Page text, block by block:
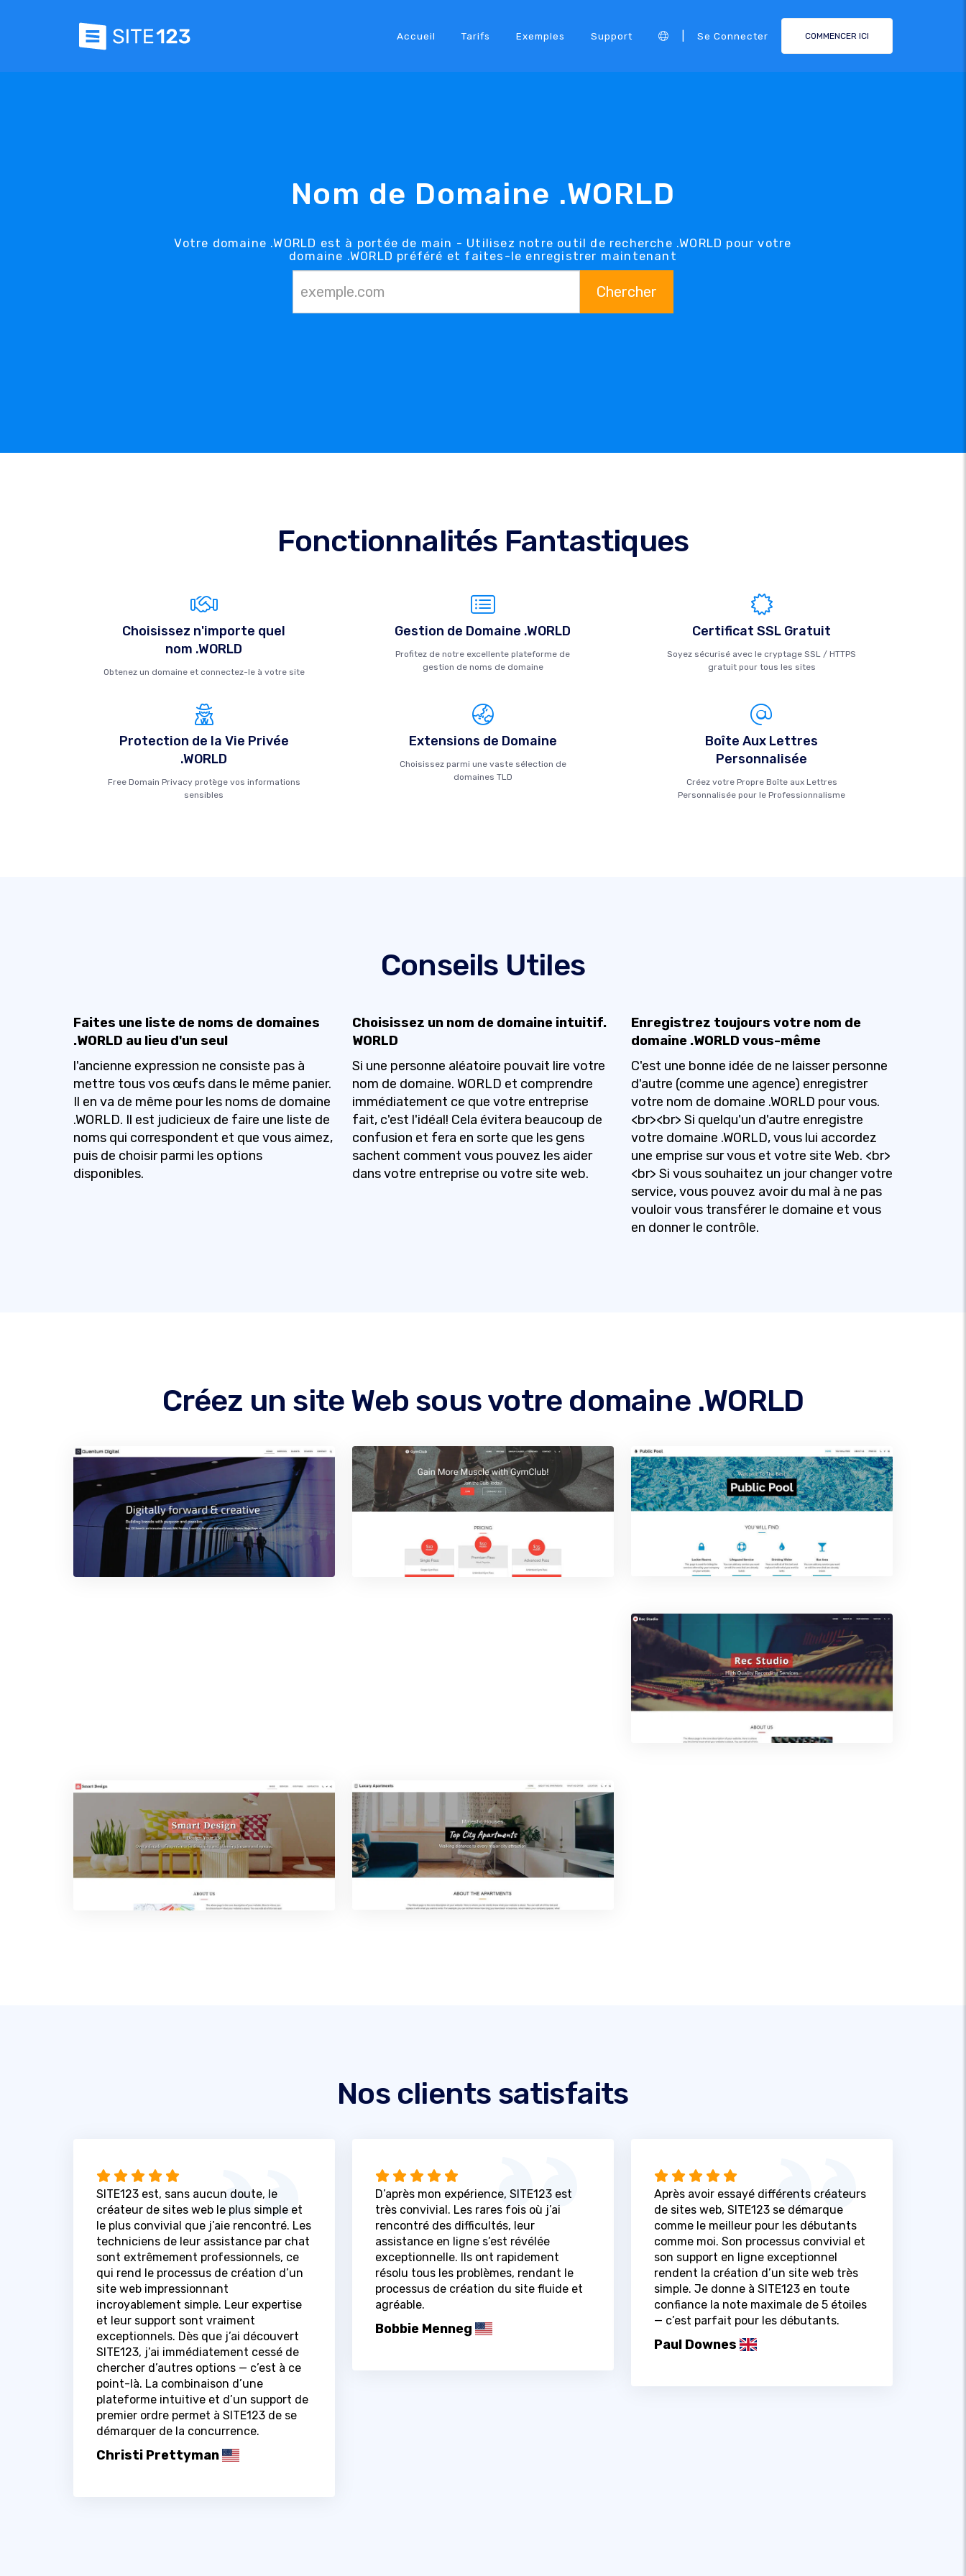
Accueil Tarifs Exemples Support Se Connecter COMMENCER ICI
Nom de Domaine .WORLD
Votre domaine .WORLD est à portée de main - Utilisez notre outil de recherche .WORLD pour votre
domaine .WORLD préféré et faites-le enregistrer maintenant
Chercher
Fonctionnalités Fantastiques
Choisissez n'importe quel
nom .WORLD
Obtenez un domaine et connectez-le à votre site
Gestion de Domaine .WORLD
Profitez de notre excellente plateforme de
gestion de noms de domaine
Certificat SSL Gratuit
Soyez sécurisé avec le cryptage SSL / HTTPS
gratuit pour tous les sites
Protection de la Vie Privée
.WORLD
Free Domain Privacy protège vos informations
sensibles
Extensions de Domaine
Choisissez parmi une vaste sélection de
domaines TLD
Boîte Aux Lettres
Personnalisée
Créez votre Propre Boîte aux Lettres
Personnalisée pour le Professionnalisme
Conseils Utiles
Faites une liste de noms de domaines
.WORLD au lieu d'un seul
l'ancienne expression ne consiste pas à
mettre tous vos œufs dans le même panier.
Il en va de même pour les noms de domaine
.WORLD. Il est judicieux de faire une liste de
noms qui correspondent et que vous aimez,
puis de choisir parmi les options
disponibles.
Choisissez un nom de domaine intuitif.
WORLD
Si une personne aléatoire pouvait lire votre
nom de domaine. WORLD et comprendre
immédiatement ce que votre entreprise
fait, c'est l'idéal! Cela évitera beaucoup de
confusion et fera en sorte que les gens
sachent comment vous pouvez les aider
dans votre entreprise ou votre site web.
Enregistrez toujours votre nom de
domaine .WORLD vous-même
C'est une bonne idée de ne laisser personne
d'autre (comme une agence) enregistrer
votre nom de domaine .WORLD pour vous.
<br><br> Si quelqu'un d'autre enregistre
votre domaine .WORLD, vous lui accordez
une emprise sur vous et votre site Web. <br>
<br> Si vous souhaitez un jour changer votre
service, vous pouvez avoir du mal à ne pas
vouloir vous transférer le domaine et vous
en donner le contrôle.
Créez un site Web sous votre domaine .WORLD
Nos clients satisfaits
SITE123 est, sans aucun doute, le
créateur de sites web le plus simple et
le plus convivial que j’aie rencontré. Les
techniciens de leur assistance par chat
sont extrêmement professionnels, ce
qui rend le processus de création d’un
site web impressionnant
incroyablement simple. Leur expertise
et leur support sont vraiment
exceptionnels. Dès que j’ai découvert
SITE123, j’ai immédiatement cessé de
chercher d’autres options — c’est à ce
point-là. La combinaison d’une
plateforme intuitive et d’un support de
premier ordre permet à SITE123 de se
démarquer de la concurrence.
Christi Prettyman
D’après mon expérience, SITE123 est
très convivial. Les rares fois où j’ai
rencontré des difficultés, leur
assistance en ligne s’est révélée
exceptionnelle. Ils ont rapidement
résolu tous les problèmes, rendant le
processus de création du site fluide et
agréable.
Bobbie Menneg
Après avoir essayé différents créateurs
de sites web, SITE123 se démarque
comme le meilleur pour les débutants
comme moi. Son processus convivial et
son support en ligne exceptionnel
rendent la création d’un site web très
simple. Je donne à SITE123 en toute
confiance la note maximale de 5 étoiles
— c’est parfait pour les débutants.
Paul Downes